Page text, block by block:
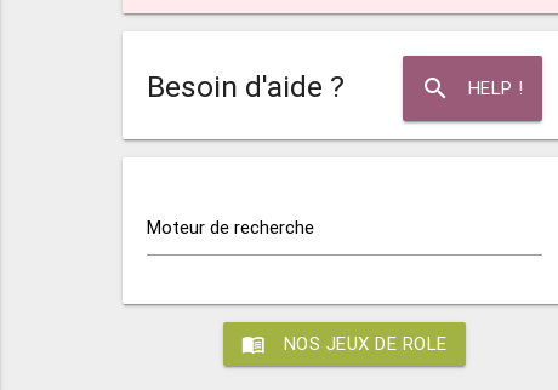
search HELP !
Besoin d'aide ?
Moteur de recherche
menu_book NOS JEUX DE ROLE